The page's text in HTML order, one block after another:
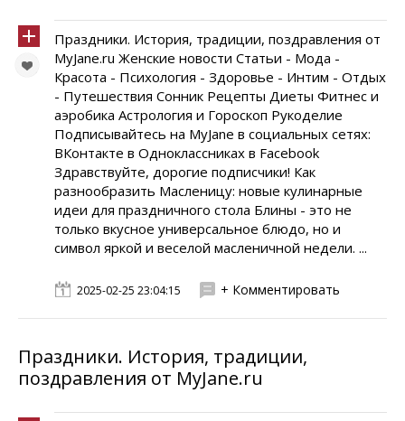
Праздники. История, традиции, поздравления от
MyJane.ru Женские новости Статьи - Мода -
Красота - Психология - Здоровье - Интим - Отдых
- Путешествия Сонник Рецепты Диеты Фитнес и
аэробика Астрология и Гороскоп Рукоделие
Подписывайтесь на MyJane в социальных сетях:
ВКонтакте в Одноклассниках в Facebook
Здравствуйте, дорогие подписчики! Как
разнообразить Масленицу: новые кулинарные
идеи для праздничного стола Блины - это не
только вкусное универсальное блюдо, но и
символ яркой и веселой масленичной недели. ...
2025-02-25 23:04:15 + Комментировать
Праздники. История, традиции,
поздравления от MyJane.ru